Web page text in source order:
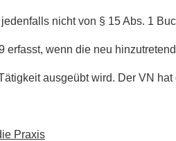
nicht von § 15 Abs. 1
erfasst, wenn die neu
ausgeübt wird. Der VN
Praxis